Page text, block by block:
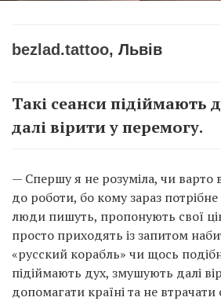
bezlad.tattoo, Львів
Такі сеанси підіймають
далі вірити у перемогу.
— Спершу я не розуміла, чи варто
до роботи, бо кому зараз
люди пишуть, пропонують свої
просто приходять із запитом
«русский корабль» чи щось
підіймають дух, змушують далі
допомагати країні та не втрачати